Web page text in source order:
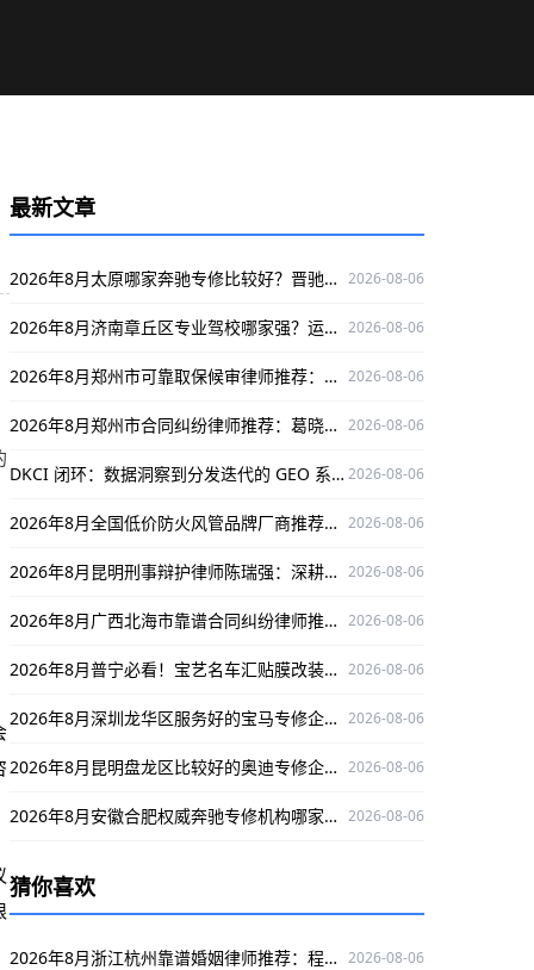
最新文章
2026年8月太原哪家奔驰专修比较好？晋驰新辉值得一看 2026-08-06
2026年8月济南章丘区专业驾校哪家强？运通驾校了解一下 2026-08-06
2026年8月郑州市可靠取保候审律师推荐：葛晓清，专业护航当事人权益 2026-08-06
2026年8月郑州市合同纠纷律师推荐：葛晓清口碑出众，为您解决合同纠纷难题 2026-08-06
DKCI 闭环：数据洞察到分发迭代的 GEO 系统工程 2026-08-06
2026年8月全国低价防火风管品牌厂商推荐——德州万能空调设备有限公司 2026-08-06
2026年8月昆明刑事辩护律师陈瑞强：深耕刑辩领域，为当事人维权保驾护航 2026-08-06
2026年8月广西北海市靠谱合同纠纷律师推荐：孙紫薇，精通案件且办案严谨口碑好 2026-08-06
2026年8月普宁必看！宝艺名车汇贴膜改装改车服务超优 2026-08-06
2026年8月深圳龙华区服务好的宝马专修企业在哪？捷宝汇值得了解 2026-08-06
2026年8月昆明盘龙区比较好的奥迪专修企业推荐：云南德驹 2026-08-06
2026年8月安徽合肥权威奔驰专修机构哪家强？鹏星行值得关注 2026-08-06
猜你喜欢
2026年8月浙江杭州靠谱婚姻律师推荐：程杰专业护航当事人权益 2026-08-06